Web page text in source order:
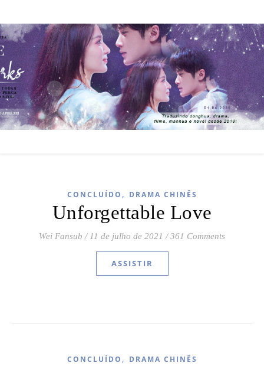
CONCLUÍDO , DRAMA CHINÊS
Unforgettable Love
Wei Fansub / 11 de julho de 2021 / 361 Comments
ASSISTIR
CONCLUÍDO , DRAMA CHINÊS